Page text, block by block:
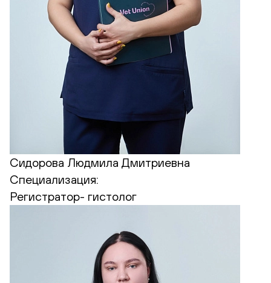
Сидорова Людмила Дмитриевна
Специализация:
Регистратор- гистолог